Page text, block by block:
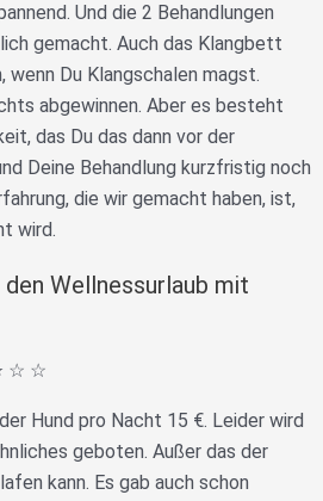
Und die 2 Behandlungen
gemacht. Auch das Klangbett
wenn Du Klangschalen magst.
abgewinnen. Aber es besteht
das Du das dann vor der
Deine Behandlung kurzfristig noch
die wir gemacht haben, ist,
wird.
Wellnessurlaub mit
☆ ☆
Hund pro Nacht 15 €. Leider wird
geboten. Außer das der
kann. Es gab auch schon